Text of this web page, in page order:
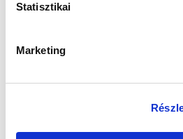
Statisztikai
Marketing